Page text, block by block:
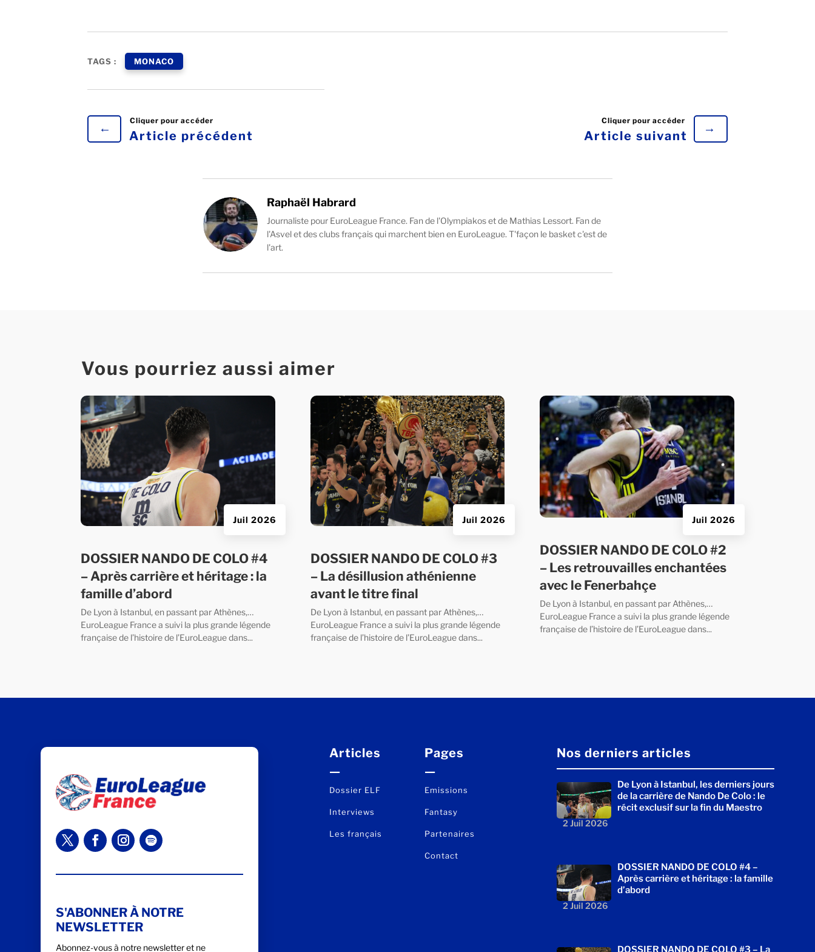
TAGS : MONACO
←
Article précédent Article suivant
→
Raphaël Habrard
Journaliste pour EuroLeague France. Fan de l'Olympiakos et de Mathias Lessort. Fan de
l'Asvel et des clubs français qui marchent bien en EuroLeague. T'façon le basket c'est de
l'art.
Vous pourriez aussi aimer
DOSSIER NANDO DE COLO #4
– Après carrière et héritage : la
famille d’abord
Juil 2026
De Lyon à Istanbul, en passant par Athènes,…
EuroLeague France a suivi la plus grande légende
française de l’histoire de l’EuroLeague dans...
DOSSIER NANDO DE COLO #3
– La désillusion athénienne
avant le titre final
Juil 2026
De Lyon à Istanbul, en passant par Athènes,…
EuroLeague France a suivi la plus grande légende
française de l’histoire de l’EuroLeague dans...
DOSSIER NANDO DE COLO #2
– Les retrouvailles enchantées
avec le Fenerbahçe
Juil 2026
De Lyon à Istanbul, en passant par Athènes,…
EuroLeague France a suivi la plus grande légende
française de l’histoire de l’EuroLeague dans...
S'ABONNER À NOTRE
NEWSLETTER
Abonnez-vous à notre newsletter et ne
Articles
—
Dossier ELF
Interviews
Les français
Pages
—
Emissions
Fantasy
Partenaires
Contact
Nos derniers articles
De Lyon à Istanbul, les derniers jours
de la carrière de Nando De Colo : le
récit exclusif sur la fin du Maestro
2 Juil 2026
DOSSIER NANDO DE COLO #4 –
Après carrière et héritage : la famille
d’abord
2 Juil 2026
DOSSIER NANDO DE COLO #3 – La